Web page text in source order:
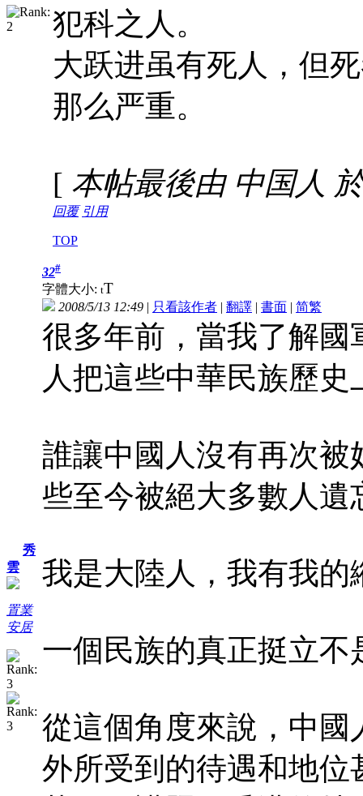
犯科之人。
大跃进虽有死人，但
那么严重。
[ 本帖最後由 中国人
回覆 引用
TOP
秀
雲
置業
安居
32#
字體大小: tT
2008/5/13 12:49 | 只看該作者 | 翻譯 | 書面 | 简繁
很多年前，當我了解
人把這些中華民族歷
誰讓中國人沒有再次
些至今被絕大多數人遺
我是大陸人，我有我
一個民族的真正挺立
從這個角度來說，中
外所受到的待遇和地